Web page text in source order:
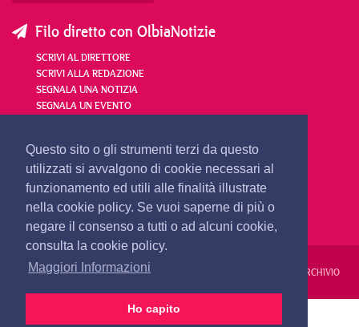
Questo sito o gli strumenti terzi da questo
utilizzati si avvalgono di cookie necessari al
funzionamento ed utili alle finalità illustrate
nella cookie policy. Se vuoi saperne di più o
negare il consenso a tutti o ad alcuni cookie,
consulta la cookie policy.
Maggiori Informazioni
Ho capito
Filo diretto con OlbiaNotizie
SCRIVI AL DIRETTORE
SCRIVI ALLA REDAZIONE
SEGNALA UNA NOTIZIA
SEGNALA UN EVENTO
redazione@olbianotizie.it
REDAZIONE PUBBLICITÀ PRIVACY E COOKIES ARCHIVIO
24 ORE VIDEO